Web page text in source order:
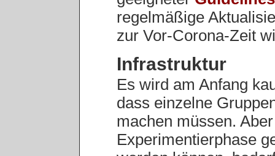
regelmäßige
zur Vor-Corona-Zeit
Infrastruktur
Es wird am Anfang
dass einzelne
machen müssen.
Experimentierphase